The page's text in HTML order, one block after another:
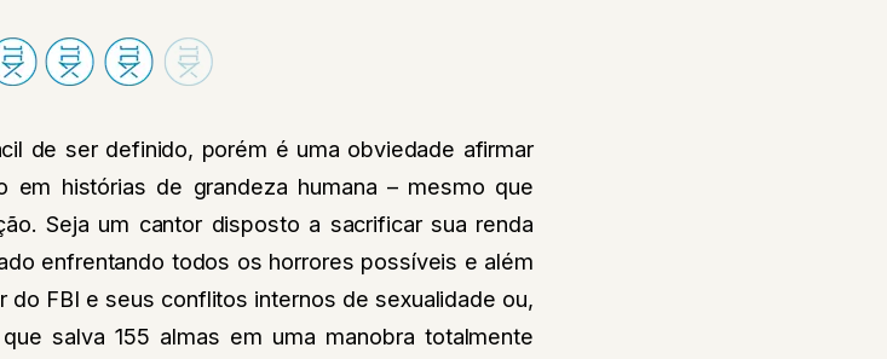
de ser definido, porém é uma obviedade afirmar
em histórias de grandeza humana – mesmo que
Seja um cantor disposto a sacrificar sua renda
enfrentando todos os horrores possíveis e além
do FBI e seus conflitos internos de sexualidade ou,
salva 155 almas em uma manobra totalmente